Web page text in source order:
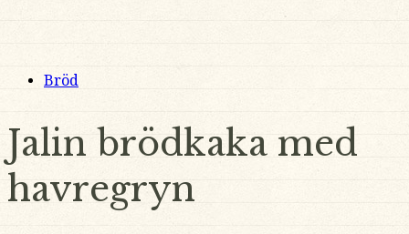
Bröd
Jalin brödkaka med
havregryn